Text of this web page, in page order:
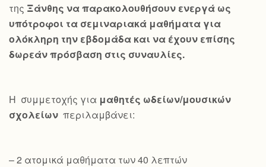
της Ξάνθης να παρακολουθήσουν ενεργά ως
υπότροφοι τα σεμιναριακά μαθήματα για
ολόκληρη την εβδομάδα και να έχουν επίσης
δωρεάν πρόσβαση στις συναυλίες.
Η συμμετοχής για μαθητές ωδείων/μουσικών
σχολείων περιλαμβάνει:
– 2 ατομικά μαθήματα των 40 λεπτών